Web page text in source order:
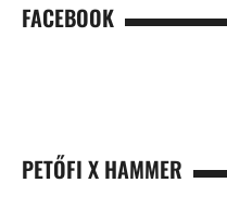
FACEBOOK
PETŐFI X HAMMER